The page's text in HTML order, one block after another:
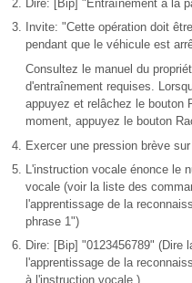
Dire: [Bip] "Entraînement à la
Invite: "Cette opération doit
pendant que le véhicule est
Consultez le manuel du
d'entraînement requises.
appuyez et relâchez le bouton
moment, appuyez le bouton
Exercer une pression brève sur
L'instruction vocale énonce le
vocale (voir la liste des
l'apprentissage de la
phrase 1")
Dire: [Bip] "0123456789" (Dire
l'apprentissage de la
à l'instruction vocale.)